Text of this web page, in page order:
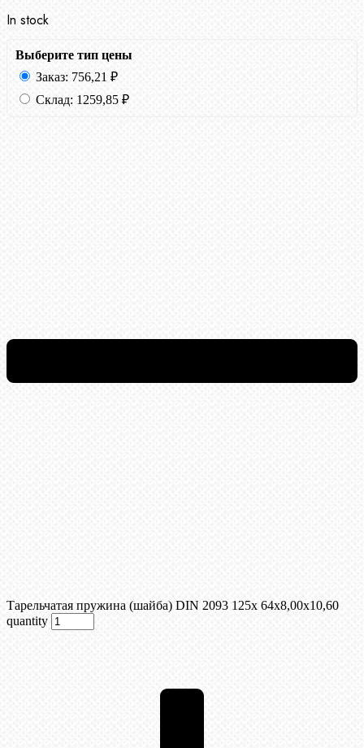
In stock
Выберите тип цены
Заказ: 756,21 ₽
Склад: 1259,85 ₽
Тарельчатая пружина (шайба) DIN 2093 125x 64x8,00x10,60
quantity